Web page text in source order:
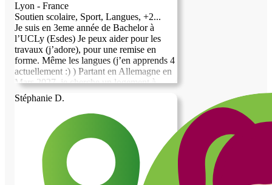
Lyon - France
Soutien scolaire, Sport, Langues, +2...
Je suis en 3eme année de Bachelor à
l’UCLy (Esdes) Je peux aider pour les
travaux (j’adore), pour une remise en
forme. Même les langues (j’en apprends 4
actuellement :) ) Partant en Allemagne en
Mars 2027, je cherche un logement à
Lyon de septembre 2026 à fin février
2027 Merci ;)
Stéphanie D.